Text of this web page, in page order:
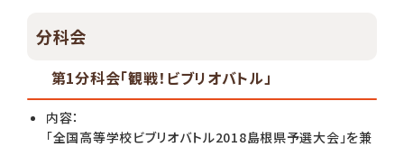
分科会
第1分科会「観戦！ビブリオバトル」
内容：
「全国高等学校ビブリオバトル2018島根県予選大会」を兼